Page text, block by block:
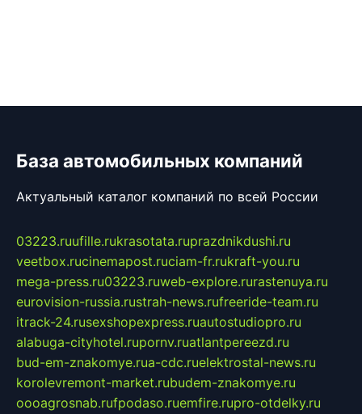
База автомобильных компаний
Актуальный каталог компаний по всей России
03223.ruufille.rukrasotata.ruprazdnikdushi.ru
veetbox.rucinemapost.ruciam-fr.rukraft-you.ru
mega-press.ru03223.ruweb-explore.rurastenuya.ru
eurovision-russia.rustrah-news.rufreeride-team.ru
itrack-24.rusexshopexpress.ruautostudiopro.ru
alabuga-cityhotel.rupornv.ruatlantpereezd.ru
bud-em-znakomye.rua-cdc.ruelektrostal-news.ru
korolevremont-market.rubudem-znakomye.ru
oooagrosnab.rufpodaso.ruemfire.rupro-otdelky.ru